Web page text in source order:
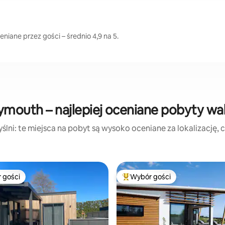
przez gości – średnio 4,9 na 5.
– najlepiej oceniane pobyty
te miejsca na pobyt są wysoko oceniane za lokalizację,
z kategorii Wybór gości
gości Najpopularniejsze z kategorii
Wybór gości